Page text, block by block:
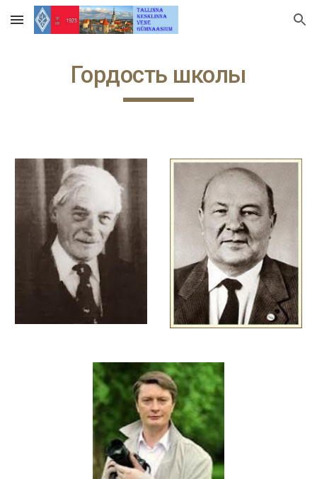
Skip to main content Skip to navigation
Гордость школы